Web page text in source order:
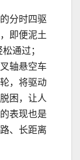
分时四驱
即便泥土
通过；
轴悬空车
，将驱动
困，让人
表现也是
、长距离